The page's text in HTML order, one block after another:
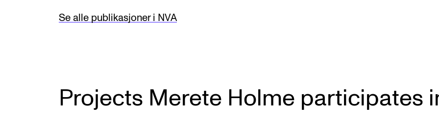
Se alle publikasjoner i NVA
Projects Merete Holme participates